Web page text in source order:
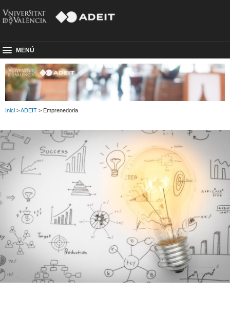
MENÚ
Inici >ADEIT > Emprenedoria